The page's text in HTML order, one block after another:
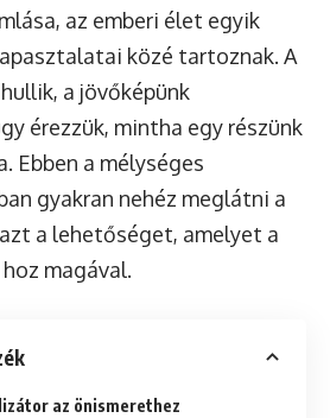
az emberi élet egyik
közé tartoznak. A
a jövőképünk
érezzük, mintha egy részünk
Ebben a mélységes
gyakran nehéz meglátni a
a lehetőséget, amelyet a
magával.
az önismerethez